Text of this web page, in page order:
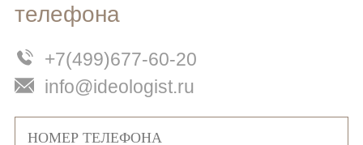
телефона
+7(499)677-60-20
info@ideologist.ru